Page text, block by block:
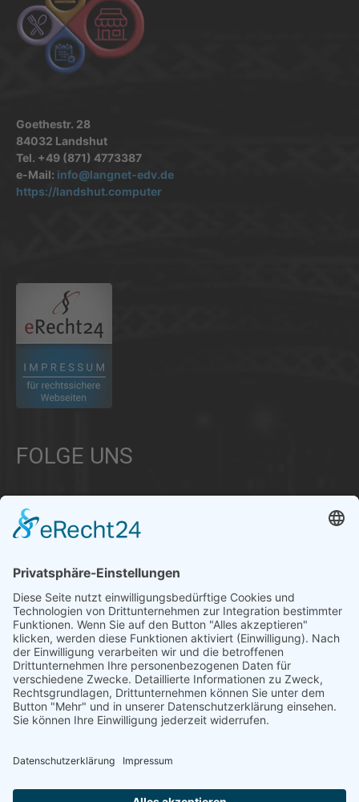
Goethestr. 28
84032 Landshut
Tel. +49 (871) 4773387
e-Mail: info@langnet-edv.de
https://landshut.computer
FOLGE UNS
Informationen aus Politik – Wirtschaft – Kultur – Umwelt –
Gesellschaft - Polizei und Feuerwehr – für die Region Bayern
Als regionales Unternehmen sind wir für Sie der direkte
Ansprechpartner, wenn es um die Online-Vermarktung Ihrer
Produkte und Dienstleistungen geht. Wir würden gerne für
Sie diese Aufgabe übernehmen.